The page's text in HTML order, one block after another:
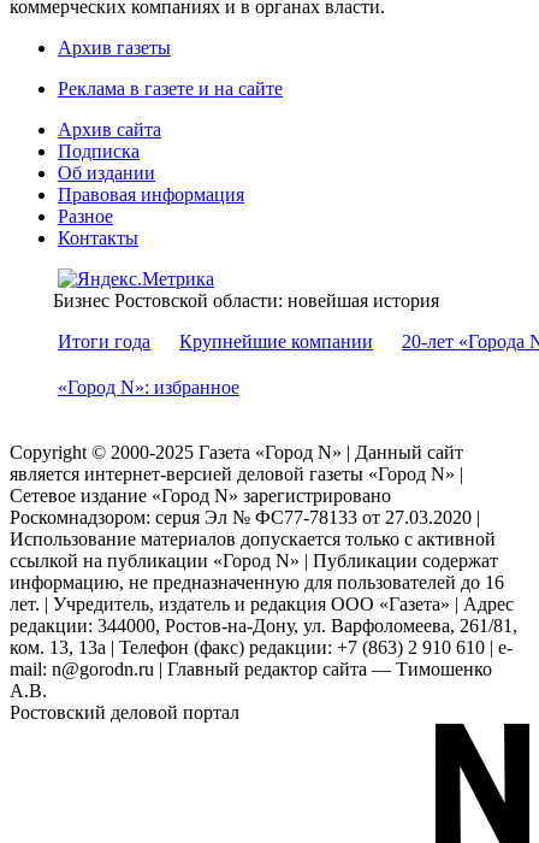
коммерческих компаниях и в органах власти.
Архив газеты
Реклама в газете и на сайте
Архив сайта
Подписка
Об издании
Правовая информация
Разное
Контакты
Бизнес Ростовской области: новейшая история
Итоги года
Крупнейшие компании 20-лет «Города
«Город N»: избранное
Copyright © 2000-2025 Газета «Город N» | Данный сайт
является интернет-версией деловой газеты «Город N» |
Сетевое издание «Город N» зарегистрировано
Роскомнадзором: серuя Эл № ФС77-78133 от 27.03.2020 |
Использование материалов допускается только с активной
ссылкой на публикации «Город N» | Публикации содержат
информацию, не предназначенную для пользователей до 16
лет. | Учредитель, издатель и редакция ООО «Газета» | Адрес
редакции: 344000, Ростов-на-Дону, ул. Варфоломеева, 261/81,
ком. 13, 13а | Телефон (факс) редакции: +7 (863) 2 910 610 | e-
mail: n@gorodn.ru | Главный редактор сайта — Тимошенко
А.В.
Ростовский деловой портал